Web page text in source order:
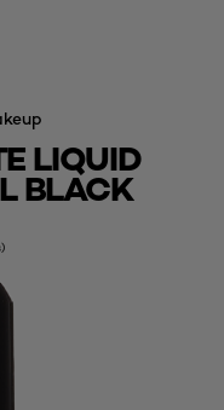
LIQUID
BLACK